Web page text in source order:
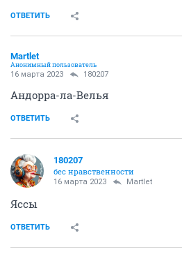
ОТВЕТИТЬ
Мartlet
Анонимный пользователь
16 марта 2023 180207
Андорра-ла-Велья
ОТВЕТИТЬ
180207
бес нравственности
16 марта 2023 Мartlet
Яссы
ОТВЕТИТЬ